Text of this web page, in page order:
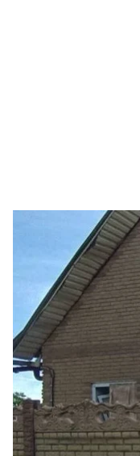
Протягом дня 11
безпілотники та
Про це повідомив
Найбільше
жінки віком 57 та
амбулаторно.
автозаправна